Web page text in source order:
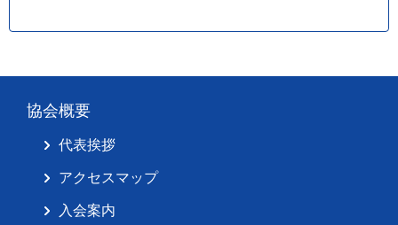
協会概要
代表挨拶
アクセスマップ
入会案内